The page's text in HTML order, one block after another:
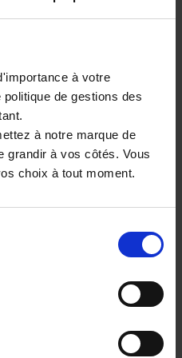
à votre
de gestions des
à notre marque de
grandir à vos côtés. Vous
choix à tout moment.
ESSENCE-
4x4